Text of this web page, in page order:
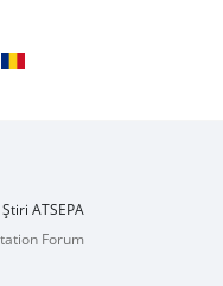
Știri ATSEPA
Forum